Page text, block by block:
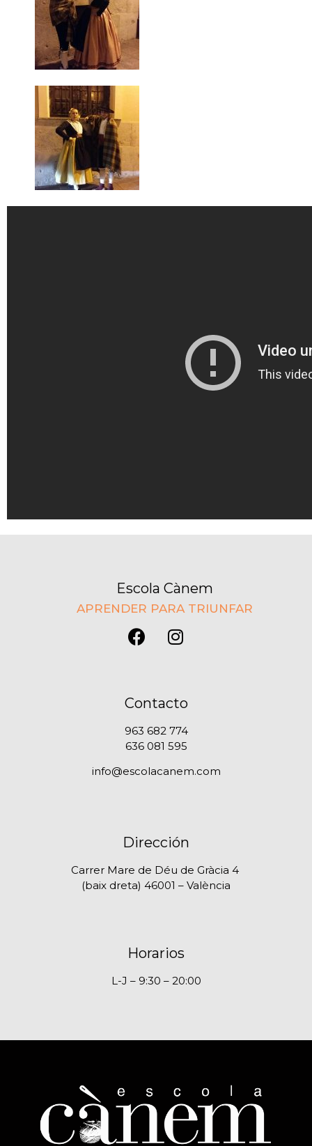
Escola Cànem
APRENDER PARA TRIUNFAR
Contacto
963 682 774
636 081 595
info@escolacanem.com
Dirección
Carrer Mare de Déu de Gràcia 4
(baix dreta) 46001 – València
Horarios
L-J – 9:30 – 20:00